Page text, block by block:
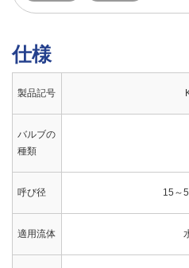
仕様
製品記号
バルブの
種類
呼び径 15～
適用流体